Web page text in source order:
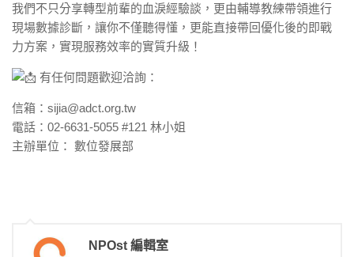
我們不只分享轉型前輩的血淚經驗談，更由輔導教練帶領進行
現場數據診斷，讓你不僅聽得懂，更能直接帶回優化後的即戰
力方案，實現服務效率的實質升級！
有任何問題歡迎洽詢：
信箱：sijia@adct.org.tw
電話：02-6631-5055 #121 林小姐
主辦單位： 數位發展部
NPOst 編輯室